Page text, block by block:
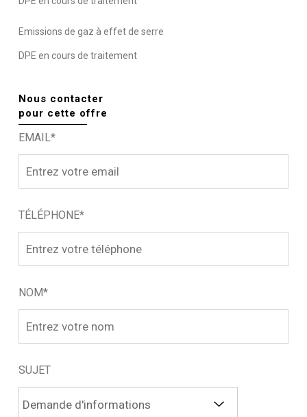
Emissions de gaz à effet de serre
DPE en cours de traitement
Nous contacter
pour cette offre
EMAIL*
TÉLÉPHONE*
NOM*
SUJET